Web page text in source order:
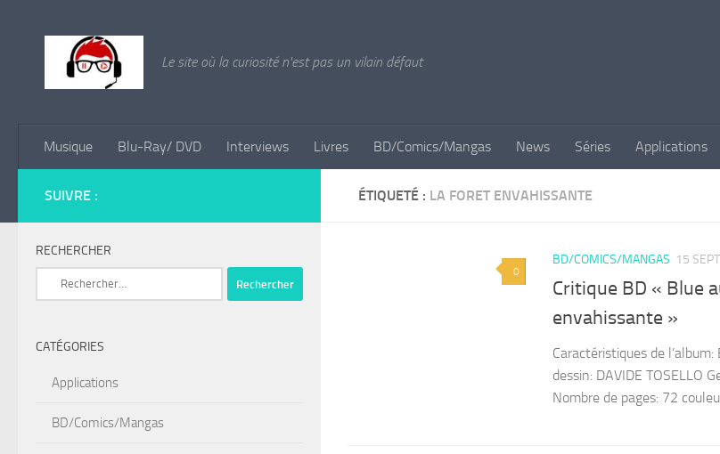
Le site où la curiosité n'est pas un vilain défaut
Musique Blu-Ray/ DVD Interviews Livres BD/Comics/Mangas News Séries Applications
ÉTIQUETÉ : LA FORET ENVAHISSANTE
0
BD/COMICS/MANGAS 15
Critique BD « Blue
envahissante »
Caractéristiques de
dessin: DAVIDE TOSELLO
Nombre de pages: 72
SUIVRE :
RECHERCHER
Rechercher :
CATÉGORIES
Applications
BD/Comics/Mangas